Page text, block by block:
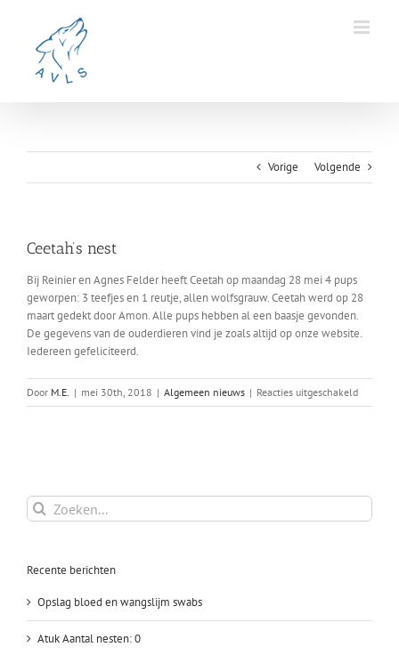
Vorige Volgende
Ceetah’s nest
Bij Reinier en Agnes Felder heeft Ceetah op maandag 28 mei 4 pups
geworpen: 3 teefjes en 1 reutje, allen wolfsgrauw. Ceetah werd op 28
maart gedekt door Amon. Alle pups hebben al een baasje gevonden.
De gegevens van de ouderdieren vind je zoals altijd op onze website.
Iedereen gefeliciteerd.
Door M.E. | mei 30th, 2018 | Algemeen nieuws | Reacties uitgeschakeldvoor
Ceetah’s
Zoeken
naar:
Recente berichten
Opslag bloed en wangslijm swabs
Atuk Aantal nesten: 0